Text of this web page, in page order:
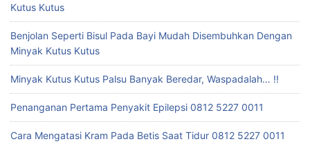
Kutus Kutus
Benjolan Seperti Bisul Pada Bayi Mudah Disembuhkan Dengan
Minyak Kutus Kutus
Minyak Kutus Kutus Palsu Banyak Beredar, Waspadalah… !!
Penanganan Pertama Penyakit Epilepsi 0812 5227 0011
Cara Mengatasi Kram Pada Betis Saat Tidur 0812 5227 0011